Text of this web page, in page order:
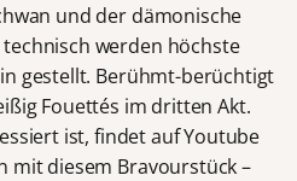
und der dämonische
technisch werden höchste
gestellt. Berühmt-berüchtigt
Fouettés im dritten Akt.
ist, findet auf Youtube
mit diesem Bravourstück –